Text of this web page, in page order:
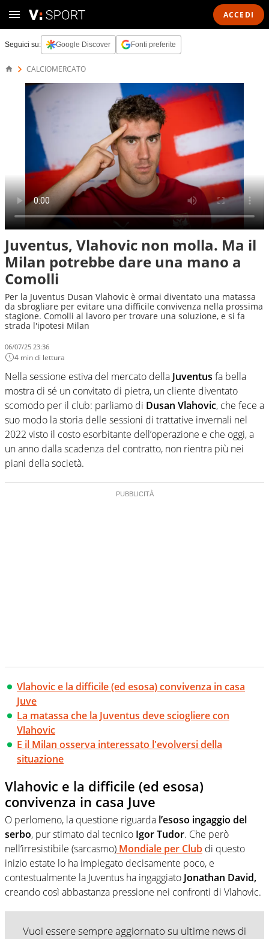
ACCEDI
Seguici su: Google Discover Fonti preferite
CALCIOMERCATO
Juventus, Vlahovic non molla. Ma il
Milan potrebbe dare una mano a
Comolli
Per la Juventus Dusan Vlahovic è ormai diventato una matassa
da sbrogliare per evitare una difficile convivenza nella prossima
stagione. Comolli al lavoro per trovare una soluzione, e si fa
strada l'ipotesi Milan
06/07/25 23:36
4 min di lettura
Nella sessione estiva del mercato della Juventus fa bella
mostra di sé un convitato di pietra, un cliente diventato
scomodo per il club: parliamo di Dusan Vlahovic, che fece a
suo modo la storia delle sessioni di trattative invernali nel
2022 visto il costo esorbitante dell’operazione e che oggi, a
un anno dalla scadenza del contratto, non rientra più nei
piani della società.
Vlahovic e la difficile (ed esosa) convivenza in casa
Juve
La matassa che la Juventus deve sciogliere con
Vlahovic
E il Milan osserva interessato l'evolversi della
situazione
Vlahovic e la difficile (ed esosa)
convivenza in casa Juve
O perlomeno, la questione riguarda l’esoso ingaggio del
serbo, pur stimato dal tecnico Igor Tudor. Che però
nell’irresistibile (sarcasmo) Mondiale per Club di questo
inizio estate lo ha impiegato decisamente poco, e
contestualmente la Juventus ha ingaggiato Jonathan David,
creando così abbastanza pressione nei confronti di Vlahovic.
Vuoi essere sempre aggiornato su ultime news di